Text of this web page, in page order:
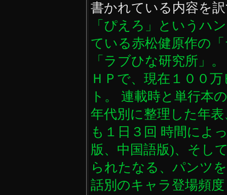
書かれている内容を
「ぴえろ」というハ
ている赤松健原作の
「ラブひな研究所」
ＨＰで、現在１００
ト。 連載時と単行本
年代別に整理した年
も１日３回 時間によ
版、中国語版)、そし
られたなる、パンツ
話別のキャラ登場頻